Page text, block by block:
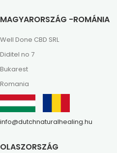
MAGYARORSZÁG -ROMÁNIA
Well Done CBD SRL
Diditel no 7
Bukarest
Romania
info@dutchnaturalhealing.hu
OLASZORSZÁG